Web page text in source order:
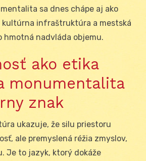
sa dnes chápe aj ako
kultúrna infraštruktúra a mestská
hmotná nadvláda objemu.
ako etika
monumentalita
znak
ukazuje, že silu priestoru
ale premyslená réžia zmyslov,
Je to jazyk, ktorý dokáže